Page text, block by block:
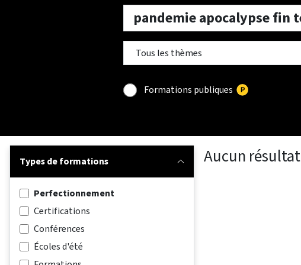
Formations publiques
Types de formations
Perfectionnement
Certifications
Conférences
Écoles d'été
Aucun résultat